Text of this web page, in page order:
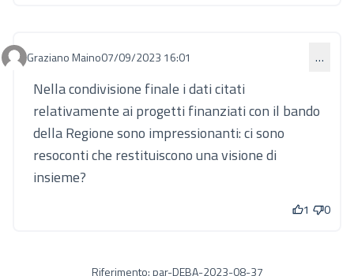
Commento 858
Graziano Maino07/09/2023 16:01 …
Nella condivisione finale i dati citati
relativamente ai progetti finanziati con il bando
della Regione sono impressionanti: ci sono
resoconti che restituiscono una visione di
insieme?
1 0
Riferimento: par-DEBA-2023-08-37